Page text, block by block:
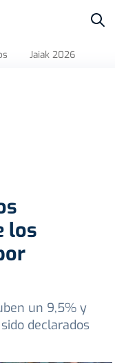
Jaiak 2026
los
un 9,5% y
declarados